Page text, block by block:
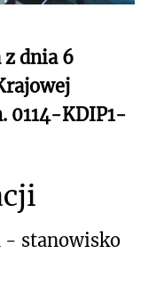
dnia 6
0114-KDIP1-
- stanowisko